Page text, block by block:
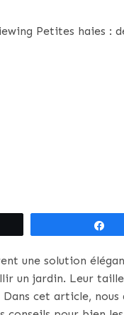
une solution
un jardin. Leur
cet article,